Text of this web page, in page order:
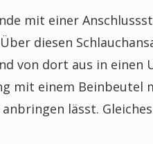
mit einer
diesen
von dort aus in
mit einem Beinbeutel
lässt.